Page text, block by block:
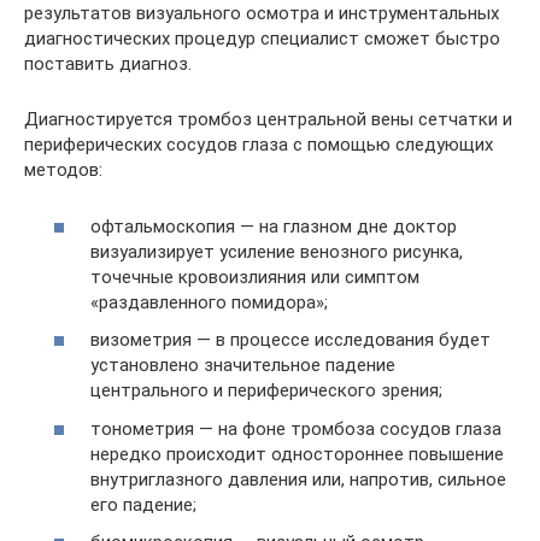
результатов визуального осмотра и инструментальных
диагностических процедур специалист сможет быстро
поставить диагноз.
Диагностируется тромбоз центральной вены сетчатки и
периферических сосудов глаза с помощью следующих
методов:
офтальмоскопия — на глазном дне доктор
визуализирует усиление венозного рисунка,
точечные кровоизлияния или симптом
«раздавленного помидора»;
визометрия — в процессе исследования будет
установлено значительное падение
центрального и периферического зрения;
тонометрия — на фоне тромбоза сосудов глаза
нередко происходит одностороннее повышение
внутриглазного давления или, напротив, сильное
его падение;